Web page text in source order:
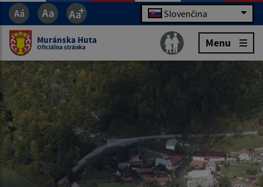
Slovenčina
Muránska Huta
Oficiálna stránka Menu